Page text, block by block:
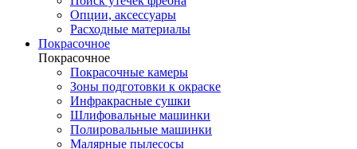
Опции, аксессуары
Расходные материалы
Покрасочное
Покрасочное
Покрасочные камеры
Зоны подготовки к окраске
Инфракрасные сушки
Шлифовальные машинки
Полировальные машинки
Малярные пылесосы